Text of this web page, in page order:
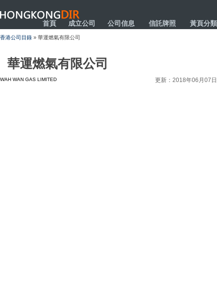
HONGKONGDIR
首頁 成立公司 公司信息 信託牌照 黃頁分類
香港公司目錄 » 華運燃氣有限公司
華運燃氣有限公司
WAH WAN GAS LIMITED 更新：2018年06月07日